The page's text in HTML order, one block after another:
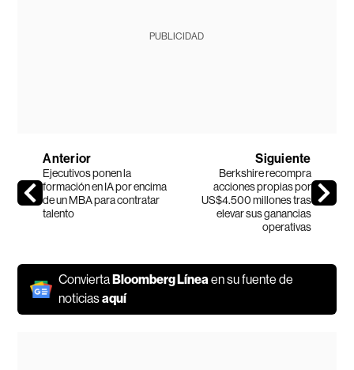
PUBLICIDAD
Anterior
Ejecutivos ponen la
formación en IA por encima
de un MBA para contratar
talento
Siguiente
Berkshire recompra
acciones propias por
US$4.500 millones tras
elevar sus ganancias
operativas
ConviertaBloomberg Líneaen su fuente de
noticiasaquí